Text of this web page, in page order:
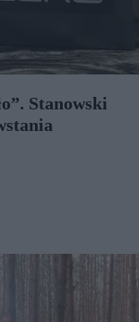
Stanowski